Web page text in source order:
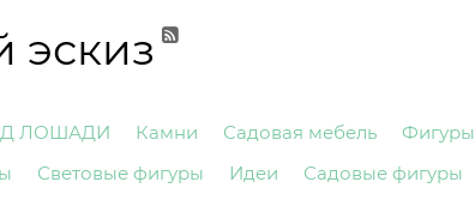
эскиз
ЛОШАДИ Камни Садовая мебель Фигуры
Световые фигуры Идеи Садовые фигуры